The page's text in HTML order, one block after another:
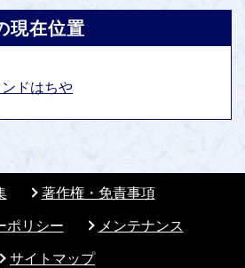
現在位置
ドはちや
著作権・免責事項
ポリシー
メンテナンス
サイトマップ